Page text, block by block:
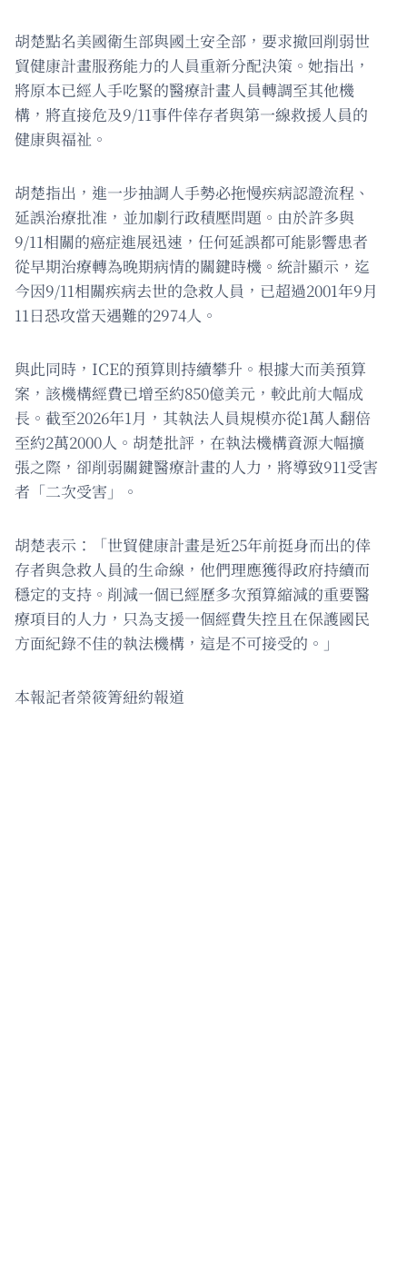
胡楚點名美國衛生部與國土安全部，要求撤回削弱世
貿健康計畫服務能力的人員重新分配決策。她指出，
將原本已經人手吃緊的醫療計畫人員轉調至其他機
構，將直接危及9/11事件倖存者與第一線救援人員的
健康與福祉。
胡楚指出，進一步抽調人手勢必拖慢疾病認證流程、
延誤治療批准，並加劇行政積壓問題。由於許多與
9/11相關的癌症進展迅速，任何延誤都可能影響患者
從早期治療轉為晚期病情的關鍵時機。統計顯示，迄
今因9/11相關疾病去世的急救人員，已超過2001年9月
11日恐攻當天遇難的2974人。
與此同時，ICE的預算則持續攀升。根據大而美預算
案，該機構經費已增至約850億美元，較此前大幅成
長。截至2026年1月，其執法人員規模亦從1萬人翻倍
至約2萬2000人。胡楚批評，在執法機構資源大幅擴
張之際，卻削弱關鍵醫療計畫的人力，將導致911受害
者「二次受害」。
胡楚表示：「世貿健康計畫是近25年前挺身而出的倖
存者與急救人員的生命線，他們理應獲得政府持續而
穩定的支持。削減一個已經歷多次預算縮減的重要醫
療項目的人力，只為支援一個經費失控且在保護國民
方面紀錄不佳的執法機構，這是不可接受的。」
本報記者榮筱箐紐約報道